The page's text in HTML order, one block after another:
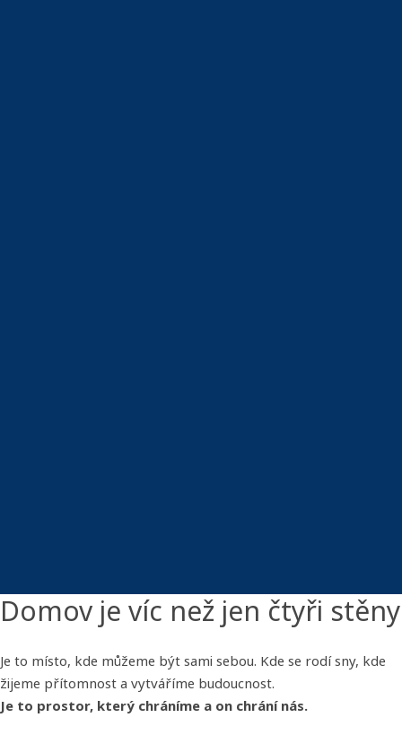
Domov je víc než jen čtyři stěny
Je to místo, kde můžeme být sami sebou. Kde se rodí sny, kde
žijeme přítomnost a vytváříme budoucnost.
Je to prostor, který chráníme a on chrání nás.